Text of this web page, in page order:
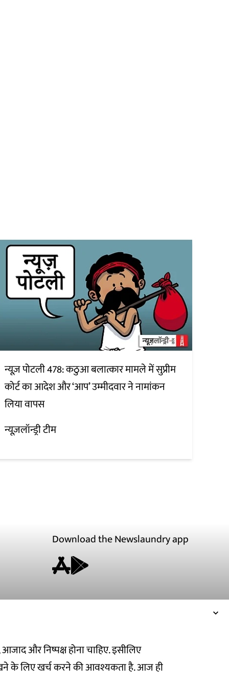
आजाद और निष्पक्ष होना चाहिए. इसीलिए
के लिए खर्च करने की आवश्यकता है. आज ही
न्यूज़ पोटली 478: कठुआ बलात्कार मामले में सुप्रीम
कोर्ट का आदेश और ‘आप’ उम्मीदवार ने नामांकन
लिया वापस
न्यूज़लॉन्ड्री टीम
Download the Newslaundry app